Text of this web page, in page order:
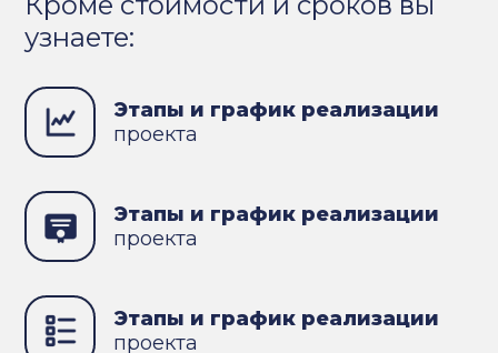
узнаете:
Этапы и график реализации
проекта
Этапы и график реализации
проекта
Этапы и график реализации
проекта